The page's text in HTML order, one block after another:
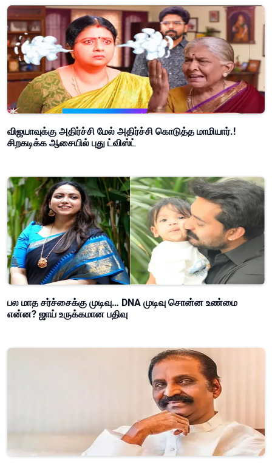
விஜயாவுக்கு அதிர்ச்சி மேல் அதிர்ச்சி கொடுத்த மாமியார்.!
சிறகடிக்க ஆசையில் புது ட்விஸ்ட்
பல மாத சர்ச்சைக்கு முடிவு… DNA முடிவு சொன்ன உண்மை
என்ன? ஜாய் உருக்கமான பதிவு